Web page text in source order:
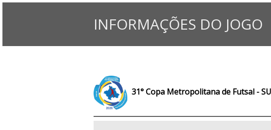
INFORMAÇÕES DO JOGO
31° Copa Metropolitana de Futsal -